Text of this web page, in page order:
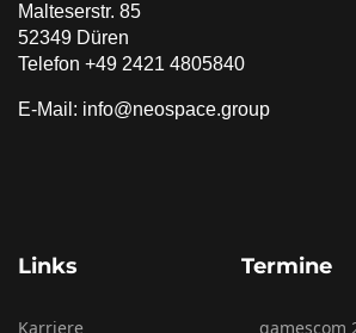
Malteserstr. 85
52349 Düren
Telefon +49 2421 4805840
E-Mail: info@neospace.group
Links
Karriere
Termine
gamescom